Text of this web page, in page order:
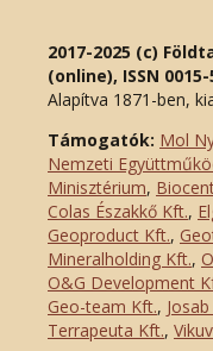
2017-2025 (c)
(online), ISSN
Alapítva 1871-ben,
Támogatók: Mol
Nemzeti
Minisztérium,
Colas Északkő Kft.,
Geoproduct Kft.,
Mineralholding Kft.,
O&G Development
Geo-team Kft.,
Terrapeuta Kft.,